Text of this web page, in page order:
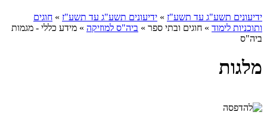
ידיעונים תשע"ג עד תשע"ז » ידיעונים תשע"ג עד תשע"ז » חוגים
ותוכניות לימוד » חוגים ובתי ספר » ביה"ס למוזיקה » מידע כללי - מגמות
ביה"ס
מלגות